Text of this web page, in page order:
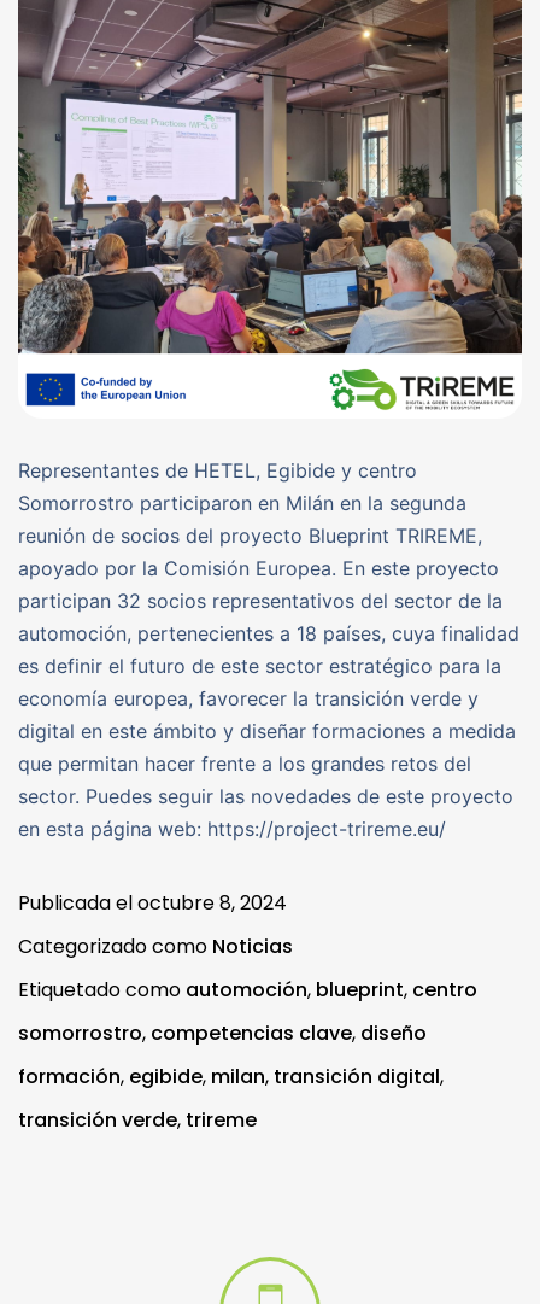
Representantes de HETEL, Egibide y centro
Somorrostro participaron en Milán en la segunda
reunión de socios del proyecto Blueprint TRIREME,
apoyado por la Comisión Europea. En este proyecto
participan 32 socios representativos del sector de la
automoción, pertenecientes a 18 países, cuya finalidad
es definir el futuro de este sector estratégico para la
economía europea, favorecer la transición verde y
digital en este ámbito y diseñar formaciones a medida
que permitan hacer frente a los grandes retos del
sector. Puedes seguir las novedades de este proyecto
en esta página web: https://project-trireme.eu/
Publicada eloctubre 8, 2024
Categorizado como Noticias
Etiquetado como automoción, blueprint, centro
somorrostro, competencias clave, diseño
formación, egibide, milan, transición digital,
transición verde, trireme